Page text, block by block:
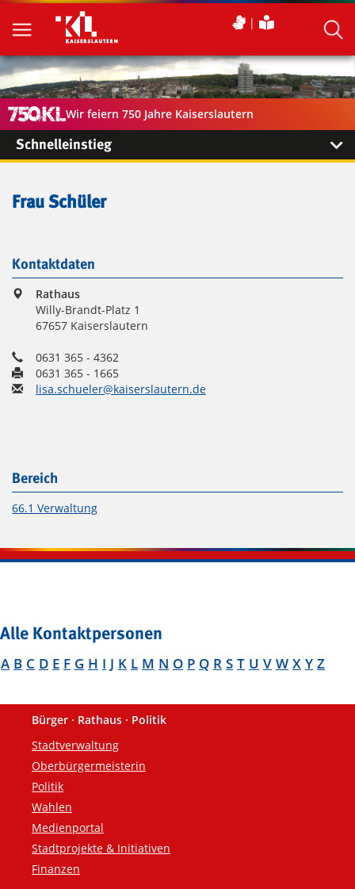
Wir feiern 750 Jahre Kaiserslautern
Schnelleinstieg
Frau Schüler
Kontaktdaten
Rathaus
Willy-Brandt-Platz 1
67657 Kaiserslautern
0631 365 - 4362
0631 365 - 1665
lisa.schueler@kaiserslautern.de
Bereich
66.1 Verwaltung
Alle Kontaktpersonen
A B C D E F G H I J K L M N O P Q R S T U V W X Y Z
Fußzeile
Bürger · Rathaus · Politik
Stadtverwaltung
Oberbürgermeisterin
Politik
Wahlen
Medienportal
Stadtprojekte & Initiativen
Finanzen